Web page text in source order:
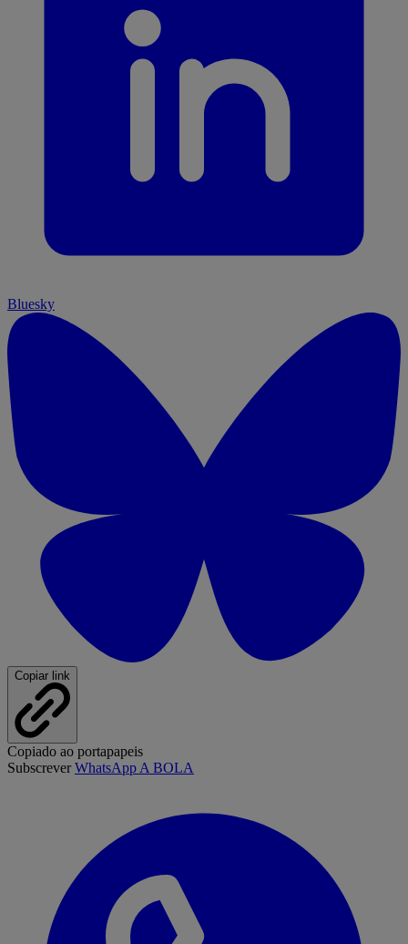
Bluesky
Copiar link
Copiado ao portapapeis
SubscreverWhatsApp A BOLA